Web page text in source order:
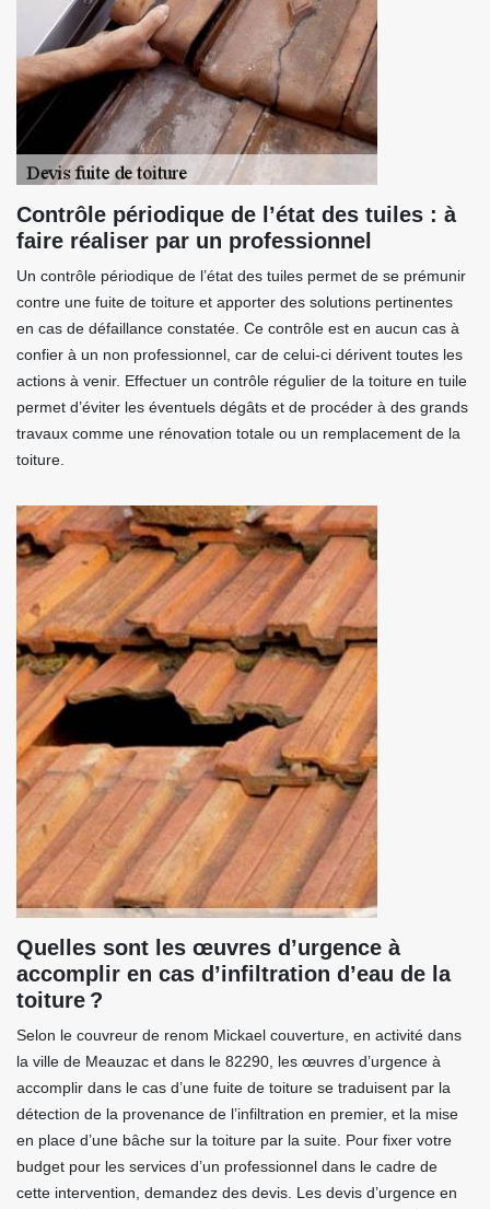
Contrôle périodique de l’état des tuiles : à
faire réaliser par un professionnel
Un contrôle périodique de l’état des tuiles permet de se prémunir
contre une fuite de toiture et apporter des solutions pertinentes
en cas de défaillance constatée. Ce contrôle est en aucun cas à
confier à un non professionnel, car de celui-ci dérivent toutes les
actions à venir. Effectuer un contrôle régulier de la toiture en tuile
permet d’éviter les éventuels dégâts et de procéder à des grands
travaux comme une rénovation totale ou un remplacement de la
toiture.
Quelles sont les œuvres d’urgence à
accomplir en cas d’infiltration d’eau de la
toiture ?
Selon le couvreur de renom Mickael couverture, en activité dans
la ville de Meauzac et dans le 82290, les œuvres d’urgence à
accomplir dans le cas d’une fuite de toiture se traduisent par la
détection de la provenance de l’infiltration en premier, et la mise
en place d’une bâche sur la toiture par la suite. Pour fixer votre
budget pour les services d’un professionnel dans le cadre de
cette intervention, demandez des devis. Les devis d’urgence en